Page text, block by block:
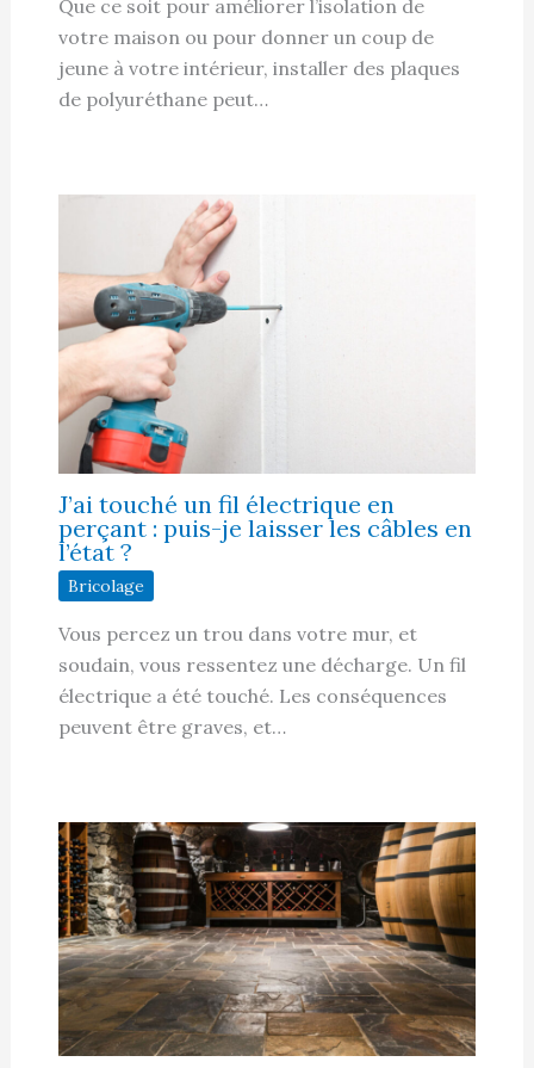
Que ce soit pour améliorer l’isolation de
votre maison ou pour donner un coup de
jeune à votre intérieur, installer des plaques
de polyuréthane peut…
J’ai touché un fil électrique en
perçant : puis-je laisser les câbles en
l’état ?
Bricolage
Vous percez un trou dans votre mur, et
soudain, vous ressentez une décharge. Un fil
électrique a été touché. Les conséquences
peuvent être graves, et…